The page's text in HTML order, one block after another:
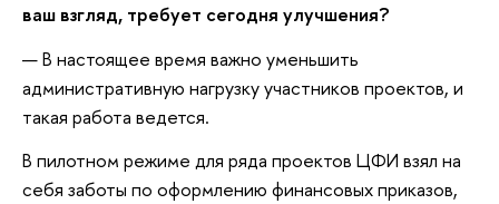
ваш взгляд, требует сегодня улучшения?
— В настоящее время важно уменьшить
административную нагрузку участников проектов, и
такая работа ведется.
В пилотном режиме для ряда проектов ЦФИ взял на
себя заботы по оформлению финансовых приказов,